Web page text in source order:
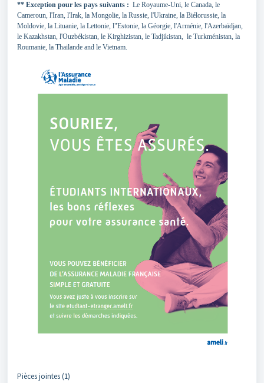
** Exception pour les pays suivants : Le Royaume-Uni, le Canada, le
Cameroun, l'Iran, l'Irak, la Mongolie, la Russie, l'Ukraine, la Biélorussie, la
Moldovie, la Lituanie, la Lettonie, l"Estonie, la Géorgie, l'Arménie, l'Azerbaïdjan,
le Kazakhstan, l'Ouzbékistan, le Kirghizistan, le Tadjikistan, le Turkménistan, la
Roumanie, la Thailande and le Vietnam.
Pièces jointes (1)